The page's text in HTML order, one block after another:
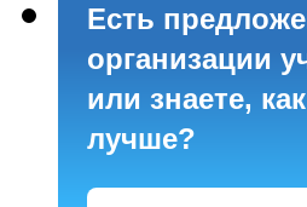
Есть
организации
или знаете,
лучше?